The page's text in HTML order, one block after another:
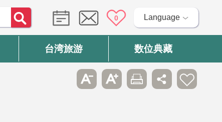
0 Language
台湾旅游 数位典藏